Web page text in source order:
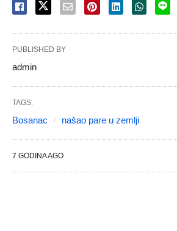
PUBLISHED BY
admin
TAGS:
Bosanac našao pare u zemlji
7 GODINA AGO